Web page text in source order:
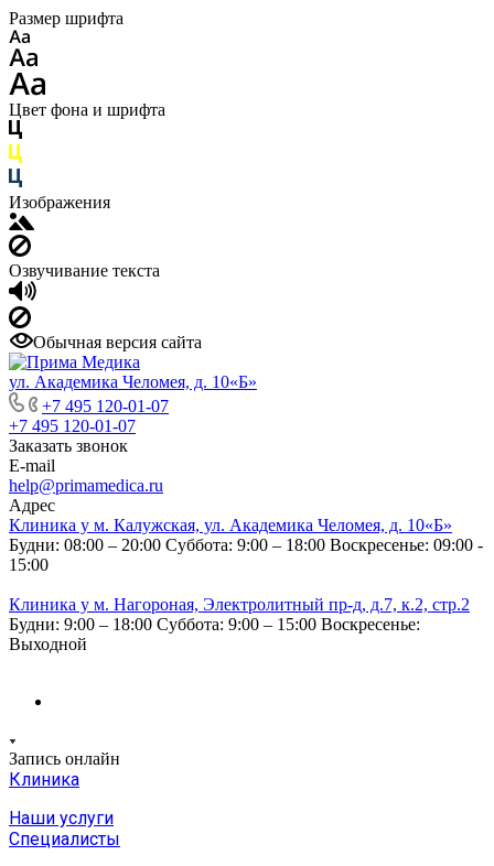
Размер шрифта
Цвет фона и шрифта
Изображения
Озвучивание текста
Обычная версия сайта
ул. Академика Челомея, д. 10«Б»
+7 495 120-01-07
+7 495 120-01-07
Заказать звонок
E-mail
help@primamedica.ru
Адрес
Клиника у м. Калужская, ул. Академика Челомея, д. 10«Б»
Будни: 08:00 – 20:00 Суббота: 9:00 – 18:00 Воскресенье: 09:00 -
15:00
Клиника у м. Нагороная, Электролитный пр-д, д.7, к.2, стр.2
Будни: 9:00 – 18:00 Суббота: 9:00 – 15:00 Воскресенье:
Выходной
Запись онлайн
Клиника
Наши услуги
Специалисты